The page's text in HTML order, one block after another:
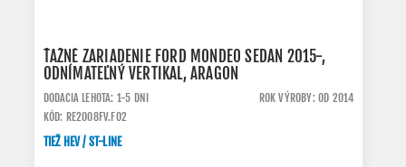
ŤAŽNÉ ZARIADENIE FORD MONDEO SEDAN 2015-,
ODNÍMATEĽNÝ VERTIKAL, ARAGON
DODACIA LEHOTA: 1-5 DNI
ROK VÝROBY: OD 2014
KÓD: RE2008FV.FO2
TIEŽ HEV / ST-LINE